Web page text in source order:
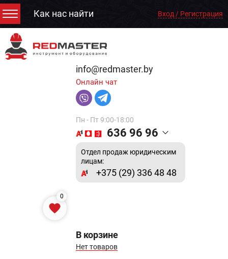
Как нас найти Вход / Регистрация
info@redmaster.by
Онлайн чат
Пн - Пт 9:00-18:00
636 96 96
Отдел продаж юридическим
лицам:
+375 (29) 336 48 48
0
В корзине
Нет товаров